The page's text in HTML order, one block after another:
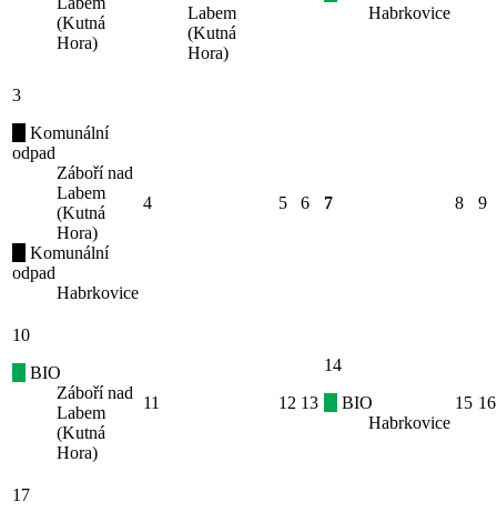
(Kutná
Hora)
Labem
(Kutná
Hora)
Habrkovice
3
Komunální
odpad
Záboří nad
Labem
(Kutná
Hora)
Komunální
odpad
Habrkovice
4 5 6 7 8 9
10
BIO
Záboří nad
Labem
(Kutná
Hora)
11 12 13
14
BIO
Habrkovice
15 16
17